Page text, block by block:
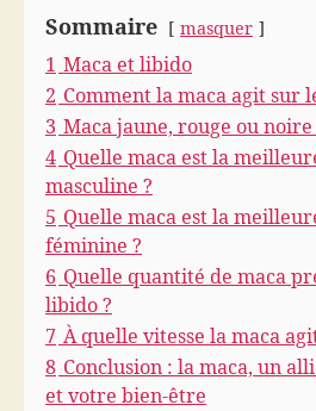
Sommaire masquer
1 Maca et libido
2 Comment la maca agit sur
3 Maca jaune, rouge ou
4 Quelle maca est la
masculine ?
5 Quelle maca est la
féminine ?
6 Quelle quantité de maca
libido ?
7 À quelle vitesse la maca
8 Conclusion : la maca, un
et votre bien-être